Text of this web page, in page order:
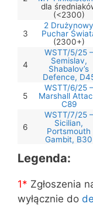
dla
(<2300)
3
2 Drużynowy
Puchar
(2300+)
4
WSTT/5/25 –
Semislav,
Shabalov’s
Defence,
5
WSTT/6/25 –
Marshall
C89
6
WSTT/7/25 –
Sicilian,
Portsmouth
Gambit, B30
Legenda:
1* Zgłoszenia
wyłącznie do